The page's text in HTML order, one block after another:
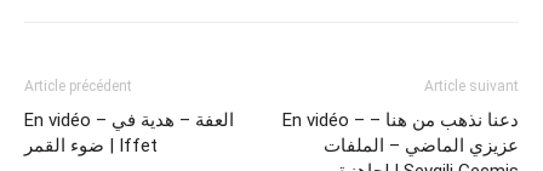
Article précédent
En vidéo – العفة – هدية في
ضوء القمر | Iffet
Article suivant
En vidéo – دعنا نذهب من هنا –
عزيزي الماضي – الملفات